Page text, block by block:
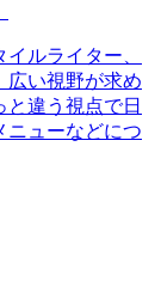
ルライター、
広い視野が求め
違う視点で日
ニューなどにつ